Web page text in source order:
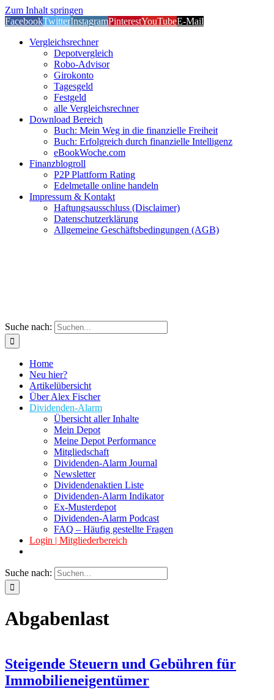
Zum Inhalt springen
FacebookTwitterInstagramPinterestYouTubeE-Mail
Vergleichsrechner
Depotvergleich
Robo-Advisor
Girokonto
Tagesgeld
Festgeld
alle Vergleichsrechner
Download Bereich
Buch: Mein Weg in die finanzielle Freiheit
Buch: Erfolgreich durch finanzielle Intelligenz
eBookWoche.com
Finanzblogroll
P2P Plattform Rating
Edelmetalle online handeln
Impressum & Kontakt
Haftungsausschluss (Disclaimer)
Datenschutzerklärung
Allgemeine Geschäftsbedingungen (AGB)
Suche nach:
Home
Neu hier?
Artikelübersicht
Über Alex Fischer
Dividenden-Alarm
Übersicht aller Inhalte
Mein Depot
Meine Depot Performance
Mitgliedschaft
Dividenden-Alarm Journal
Newsletter
Dividendenaktien Liste
Dividenden-Alarm Indikator
Ex-Musterdepot
Dividenden-Alarm Podcast
FAQ – Häufig gestellte Fragen
Login | Mitgliederbereich
Suche nach:
Abgabenlast
Steigende Steuern und Gebühren für
Immobilieneigentümer